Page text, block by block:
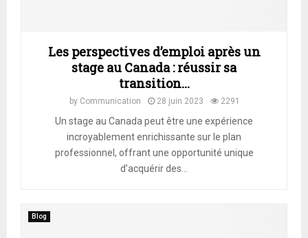
Les perspectives d’emploi après un
stage au Canada : réussir sa
transition...
by Communication 28 juin 2023 2291
Un stage au Canada peut être une expérience
incroyablement enrichissante sur le plan
professionnel, offrant une opportunité unique
d’acquérir des...
Blog